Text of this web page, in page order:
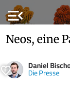
menu_open
Neos, eine
Daniel
Die Presse